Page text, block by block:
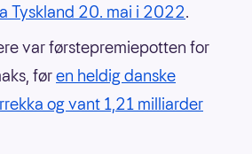
Tyskland 20. mai i 2022.
var førstepremiepotten for
føren heldig danske
og vant 1,21 milliarder